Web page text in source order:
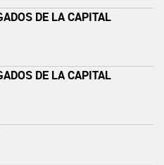
DE LA CAPITAL
DE LA CAPITAL